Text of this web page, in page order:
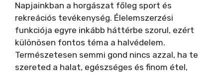
Napjainkban a horgászat főleg sport és
rekreációs tevékenység. Élelemszerzési
funkciója egyre inkább háttérbe szorul, ezért
különösen fontos téma a halvédelem.
Természetesen semmi gond nincs azzal, ha te
szereted a halat, egészséges és finom étel,